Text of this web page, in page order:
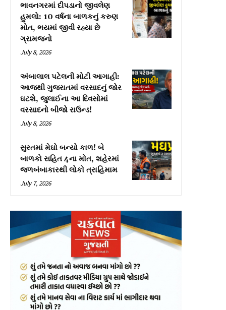
ભાવનગરમાં દીપડાનો જીવલેણ
હુમલો: 10 વર્ષના બાળકનું કરુણ
મોત, ભયમાં જીવી રહ્યા છે
ગ્રામજનો
July 8, 2026
અંબાલાલ પટેલની મોટી આગાહી:
આજથી ગુજરાતમાં વરસાદનું જોર
ઘટશે, જુલાઈના આ દિવસોમાં
વરસાદનો બીજો રાઉન્ડ!
July 8, 2026
સુરતમાં મેઘો બન્યો કાળ! બે
બાળકો સહિત 4ના મોત, શહેરમાં
જળબંબાકારથી લોકો ત્રાહિમામ
July 7, 2026